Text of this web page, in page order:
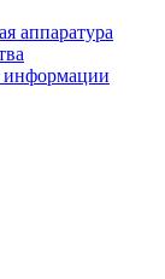
аппаратура